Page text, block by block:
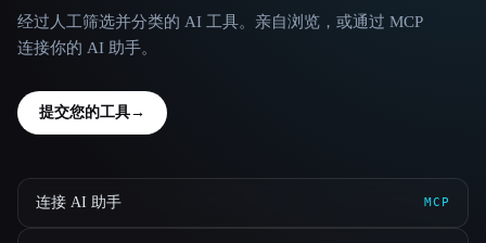
经过人工筛选并分类的 AI 工具。亲自浏览，或通过 MCP
连接你的 AI 助手。
提交您的工具→
连接 AI 助手 MCP